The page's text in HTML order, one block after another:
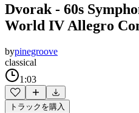
Dvorak - 60s
World IV Allegro
bypinegroove
classical
1:03
トラックを購入